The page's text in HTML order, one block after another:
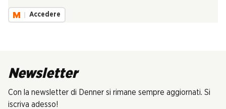
Accedere
Newsletter
Con la newsletter di Denner si rimane sempre aggiornati. Si
iscriva adesso!